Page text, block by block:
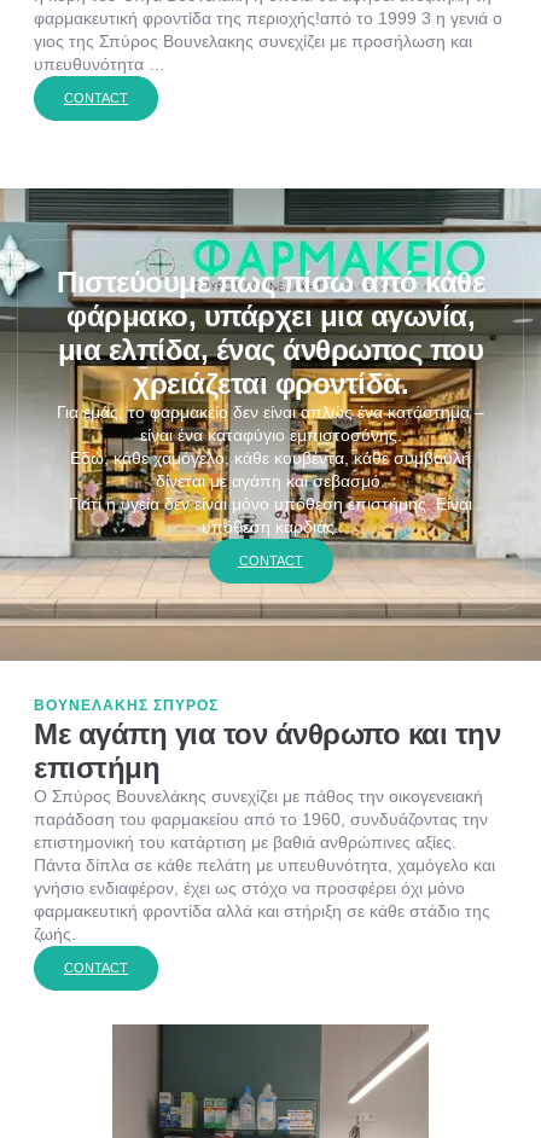
φαρμακευτική φροντίδα της περιοχής!από το 1999 3 η γενιά ο
γιος της Σπύρος Βουνελακης συνεχίζει με προσήλωση και
υπευθυνότητα …
CONTACT
Πιστεύουμε πως πίσω από κάθε
φάρμακο, υπάρχει μια αγωνία,
μια ελπίδα, ένας άνθρωπος που
χρειάζεται φροντίδα.
Για εμάς, το φαρμακείο δεν είναι απλώς ένα κατάστημα –
είναι ένα καταφύγιο εμπιστοσύνης.
Εδώ, κάθε χαμόγελο, κάθε κουβέντα, κάθε συμβουλή
δίνεται με αγάπη και σεβασμό.
Γιατί η υγεία δεν είναι μόνο υπόθεση επιστήμης. Είναι
υπόθεση καρδιάς.
CONTACT
ΒΟΥΝΕΛΑΚΗΣ ΣΠΥΡΟΣ
Με αγάπη για τον άνθρωπο και την
επιστήμη
Ο Σπύρος Βουνελάκης συνεχίζει με πάθος την οικογενειακή
παράδοση του φαρμακείου από το 1960, συνδυάζοντας την
επιστημονική του κατάρτιση με βαθιά ανθρώπινες αξίες.
Πάντα δίπλα σε κάθε πελάτη με υπευθυνότητα, χαμόγελο και
γνήσιο ενδιαφέρον, έχει ως στόχο να προσφέρει όχι μόνο
φαρμακευτική φροντίδα αλλά και στήριξη σε κάθε στάδιο της
ζωής.
CONTACT